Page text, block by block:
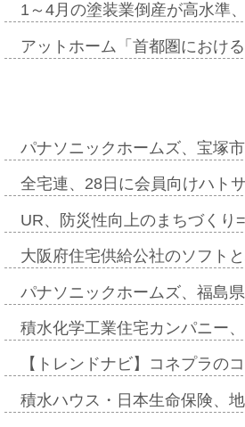
1～4月の塗装業倒産が高水準
アットホーム「首都圏におけ
パナソニックホームズ、宝塚
全宅連、28日に会員向けハト
UR、防災性向上のまちづく
大阪府住宅供給公社のソフト
パナソニックホームズ、福島
積水化学工業住宅カンパニー
【トレンドナビ】コネプラ
積水ハウス・日本生命保険、